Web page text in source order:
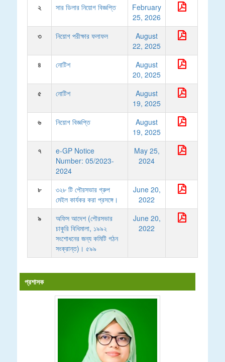
২
সার ডিলার নিয়োগ বিজ্ঞপ্তি
February
25, 2026
৩
নিয়োগ পরীক্ষার ফলাফল
August
22, 2025
৪
নোটিশ
August
20, 2025
৫
নোটিশ
August
19, 2025
৬
নিয়োগ বিজ্ঞপ্তি
August
19, 2025
৭
e-GP Notice
Number: 05/2023-
2024
May 25,
2024
৮
৩২৮ টি পৌরসভার গ্রুপ
মেইল কার্যকর করা প্রসঙ্গে।
June 20,
2022
৯
অফিস আদেশ (পৌরসভার
চাকুরি বিধিমালা, ১৯৯২
সংশোধনের জন্য কমিটি গঠন
সংক্রান্ত)। ৫৯৯
June 20,
2022
প্রশাসক